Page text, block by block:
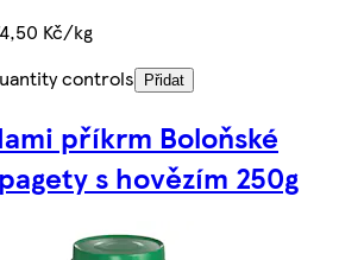
Kč/kg
controls
Přidat
příkrm Boloňské
s hovězím 250g